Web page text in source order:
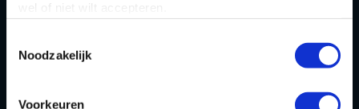
Noodzakelijk
Voorkeuren
familie-uitje in West-Brabant?